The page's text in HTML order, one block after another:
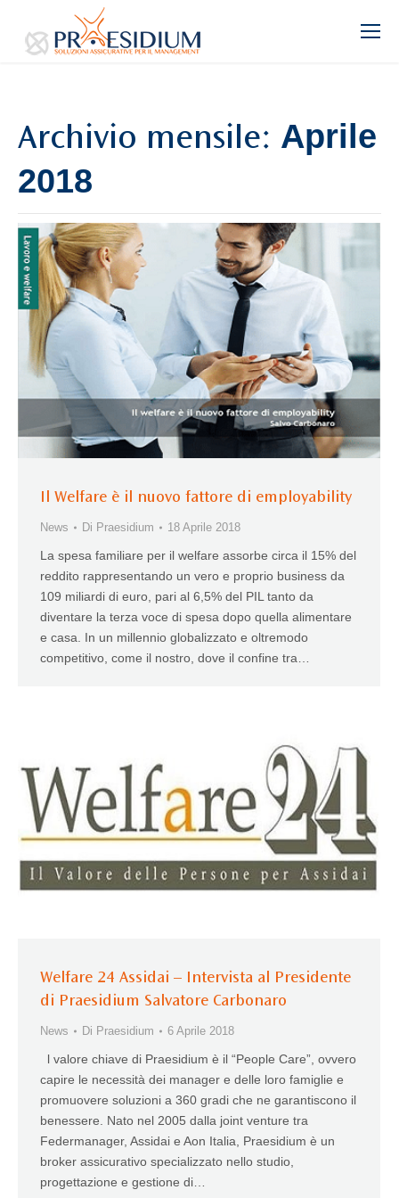
Archivio mensile: Aprile
2018
Il Welfare è il nuovo fattore di employability
News Di Praesidium 18 Aprile 2018
La spesa familiare per il welfare assorbe circa il 15% del
reddito rappresentando un vero e proprio business da
109 miliardi di euro, pari al 6,5% del PIL tanto da
diventare la terza voce di spesa dopo quella alimentare
e casa. In un millennio globalizzato e oltremodo
competitivo, come il nostro, dove il confine tra…
Welfare 24 Assidai – Intervista al Presidente
di Praesidium Salvatore Carbonaro
News Di Praesidium 6 Aprile 2018
l valore chiave di Praesidium è il “People Care”, ovvero
capire le necessità dei manager e delle loro famiglie e
promuovere soluzioni a 360 gradi che ne garantiscono il
benessere. Nato nel 2005 dalla joint venture tra
Federmanager, Assidai e Aon Italia, Praesidium è un
broker assicurativo specializzato nello studio,
progettazione e gestione di…